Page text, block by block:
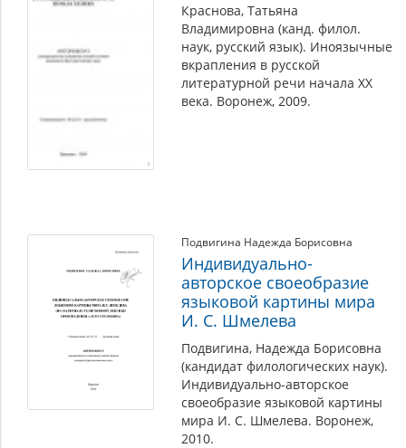
Краснова, Татьяна
Владимировна (канд. филол.
наук, русский язык). Иноязычные
вкрапления в русской
литературной речи начала XX
века. Воронеж, 2009.
Подвигина Надежда Борисовна
Индивидуально-
авторское своеобразие
языковой картины мира
И. С. Шмелева
Подвигина, Надежда Борисовна
(кандидат филологических наук).
Индивидуально-авторское
своеобразие языковой картины
мира И. С. Шмелева. Воронеж,
2010.